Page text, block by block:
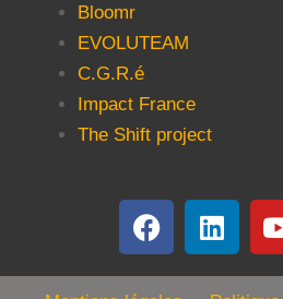
Bloomr
EVOLUTEAM
C.G.R.é
Impact France
The Shift project